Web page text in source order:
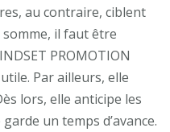
au contraire, ciblent
somme, il faut être
PROMOTION
Par ailleurs, elle
lors, elle anticipe les
un temps d’avance.